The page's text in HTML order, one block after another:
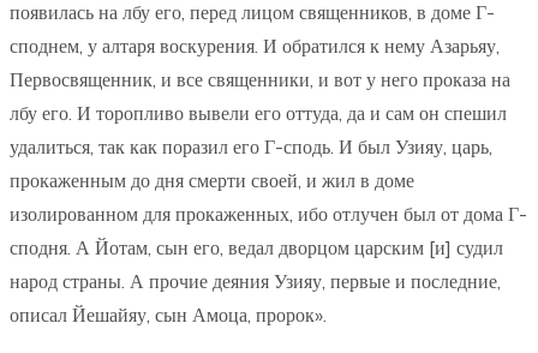
появилась на лбу его, перед лицом священников, в доме Г-
споднем, у алтаря воскурения. И обратился к нему Азарьяу,
Первосвященник, и все священники, и вот у него проказа на
лбу его. И торопливо вывели его оттуда, да и сам он спешил
удалиться, так как поразил его Г-сподь. И был Узияу, царь,
прокаженным до дня смерти своей, и жил в доме
изолированном для прокаженных, ибо отлучен был от дома Г-
сподня. А Йотам, сын его, ведал дворцом царским [и] судил
народ страны. А прочие деяния Узияу, первые и последние,
описал Йешайяу, сын Амоца, пророк».